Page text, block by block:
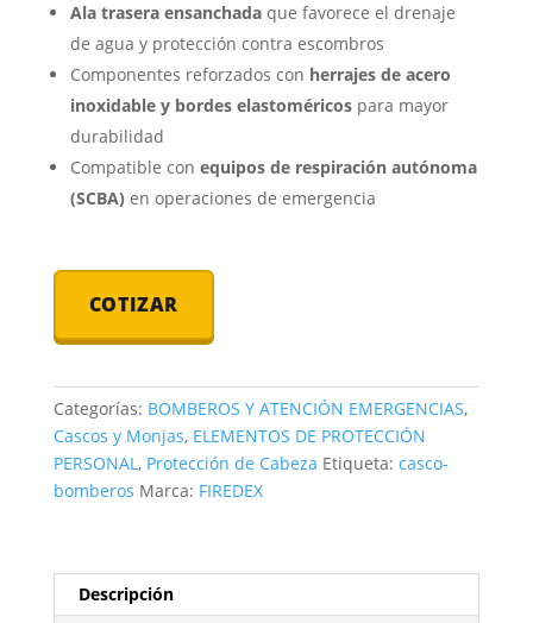
Ala trasera ensanchadaque favorece el drenaje
de agua y protección contra escombros
Componentes reforzados con herrajes de acero
inoxidable y bordes elastoméricospara mayor
durabilidad
Compatible con equipos de respiración autónoma
(SCBA) en operaciones de emergencia
COTIZAR
Categorías: BOMBEROS Y ATENCIÓN EMERGENCIAS,
Cascos y Monjas, ELEMENTOS DE PROTECCIÓN
PERSONAL, Protección de Cabeza Etiqueta: casco-
bomberos Marca: FIREDEX
Descripción